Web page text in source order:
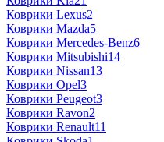
Коврики Lexus2
Коврики Mazda5
Коврики Mercedes-Benz6
Коврики Mitsubishi14
Коврики Nissan13
Коврики Opel3
Коврики Peugeot3
Коврики Ravon2
Коврики Renault11